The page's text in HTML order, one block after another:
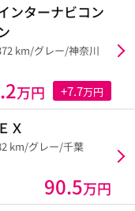
ンターナビコン
km/グレー/神奈川
万円 +7.7万円
Ｘ
km/グレー/千葉
90.5万円